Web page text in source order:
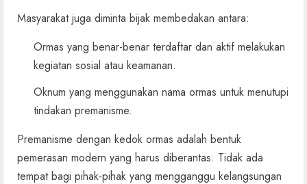
Masyarakat juga diminta bijak membedakan antara:
Ormas yang benar-benar terdaftar dan aktif melakukan
kegiatan sosial atau keamanan.
Oknum yang menggunakan nama ormas untuk menutupi
tindakan premanisme.
Premanisme dengan kedok ormas adalah bentuk
pemerasan modern yang harus diberantas. Tidak ada
tempat bagi pihak-pihak yang mengganggu kelangsungan